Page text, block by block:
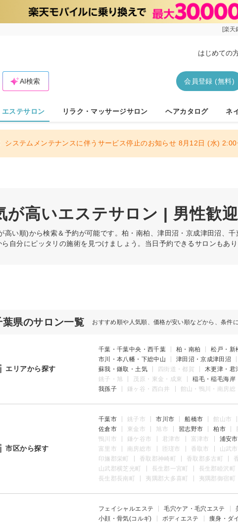
[楽天
はじめての
会員登録 (無料)
AI検索
エステサロン リラク・マッサージサロン ヘアカタログ ネ
システムメンテナンスに伴うサービス停止のお知らせ 8月12日 (水)
が高いエステサロン | 男性歓
高い順)から検索＆予約が可能です。柏・南柏、津田沼・京成津田沼、
自分にピッタリの施術を見つけましょう。当日予約できるサロンもあ
葉県のサロン一覧 おすすめ順や人気順、価格が安い順などから、条件
エリアから探す
千葉・千葉中央・西千葉 柏・南柏
松戸・新
市川・本八幡・下総中山
津田沼・京成津田沼
蘇我・鎌取・土気
四街道・都賀
木更津・君
銚子・旭
茂原・東金・成東
稲毛・稲毛海岸
我孫子
鎌ヶ谷・西白井 館山・鴨川・南房総
市区から探す
千葉市 銚子市 市川市 船橋市
館山市
佐倉市
東金市 旭市 習志野市 柏市
鴨川市
鎌ケ谷市 君津市 富津市
浦安市
富里市
南房総市 匝瑳市 香取市
山武市
印旛郡栄町
香取郡神崎町 香取郡多古町
山武郡横芝光町
長生郡一宮町
長生郡睦沢町
長生郡長南町
夷隅郡大多喜町 夷隅郡御宿町
フェイシャルエステ 毛穴ケア・毛穴エステ
小顔・骨気(コルギ)
ボディエステ
痩身・ダ